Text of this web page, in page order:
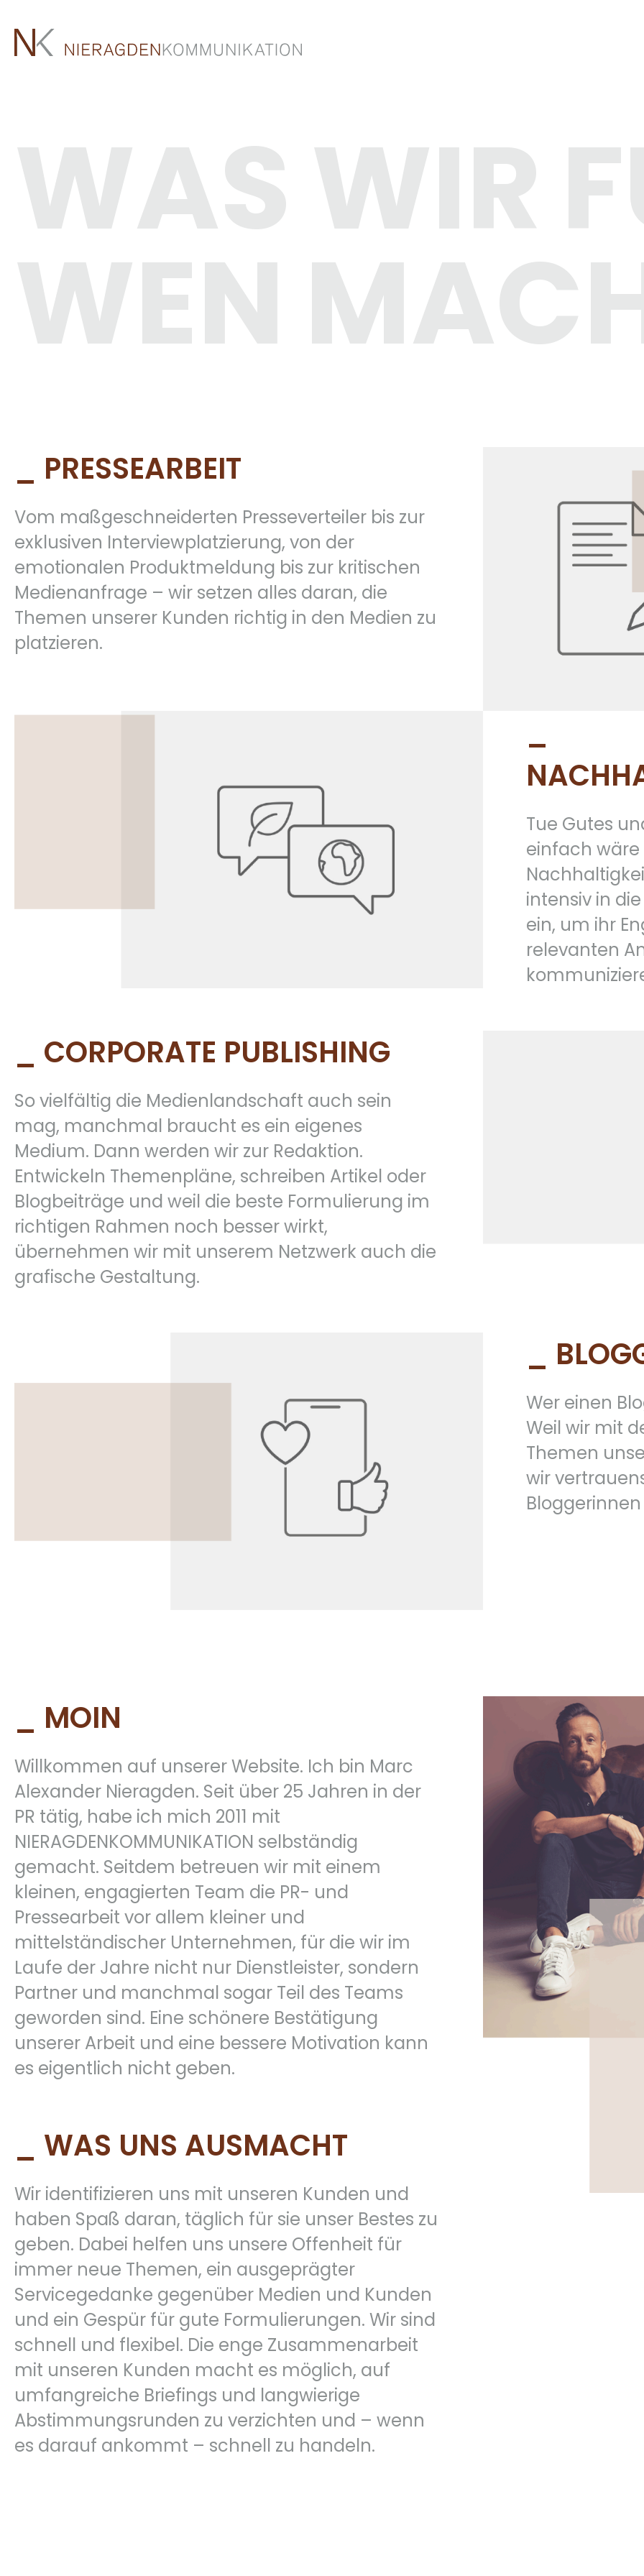
WASWIR
WEN
_ PRESSEARBEIT
Vom maßgeschneiderten Presseverteiler bis zur
exklusiven Interviewplatzierung, von der
emotionalen Produktmeldung bis zur kritischen
Medienanfrage – wir setzen alles daran, die
Themen unserer Kunden richtig in den Medien zu
platzieren.
Tue Gutes
einfach
intensiv in
ein, um ihr
relevanten
_ CORPORATE PUBLISHING
So vielfältig die Medienlandschaft auch sein
mag, manchmal braucht es ein eigenes
Medium. Dann werden wir zur Redaktion.
Entwickeln Themenpläne, schreiben Artikel oder
Blogbeiträge und weil die beste Formulierung im
richtigen Rahmen noch besser wirkt,
übernehmen wir mit unserem Netzwerk auch die
grafische Gestaltung.
_
Wer einen
Weil wir mit
Themen
wir
_ MOIN
Willkommen auf unserer Website. Ich bin Marc
Alexander Nieragden. Seit über 25 Jahren in der
PR tätig, habe ich mich 2011 mit
NIERAGDENKOMMUNIKATION selbständig
gemacht. Seitdem betreuen wir mit einem
kleinen, engagierten Team die PR- und
Pressearbeit vor allem kleiner und
mittelständischer Unternehmen, für die wir im
Laufe der Jahre nicht nur Dienstleister, sondern
Partner und manchmal sogar Teil des Teams
geworden sind. Eine schönere Bestätigung
unserer Arbeit und eine bessere Motivation kann
es eigentlich nicht geben.
_ WAS UNS AUSMACHT
Wir identifizieren uns mit unseren Kunden und
haben Spaß daran, täglich für sie unser Bestes zu
geben. Dabei helfen uns unsere Offenheit für
immer neue Themen, ein ausgeprägter
Servicegedanke gegenüber Medien und Kunden
und ein Gespür für gute Formulierungen. Wir sind
schnell und flexibel. Die enge Zusammenarbeit
mit unseren Kunden macht es möglich, auf
umfangreiche Briefings und langwierige
Abstimmungsrunden zu verzichten und – wenn
es darauf ankommt – schnell zu handeln.